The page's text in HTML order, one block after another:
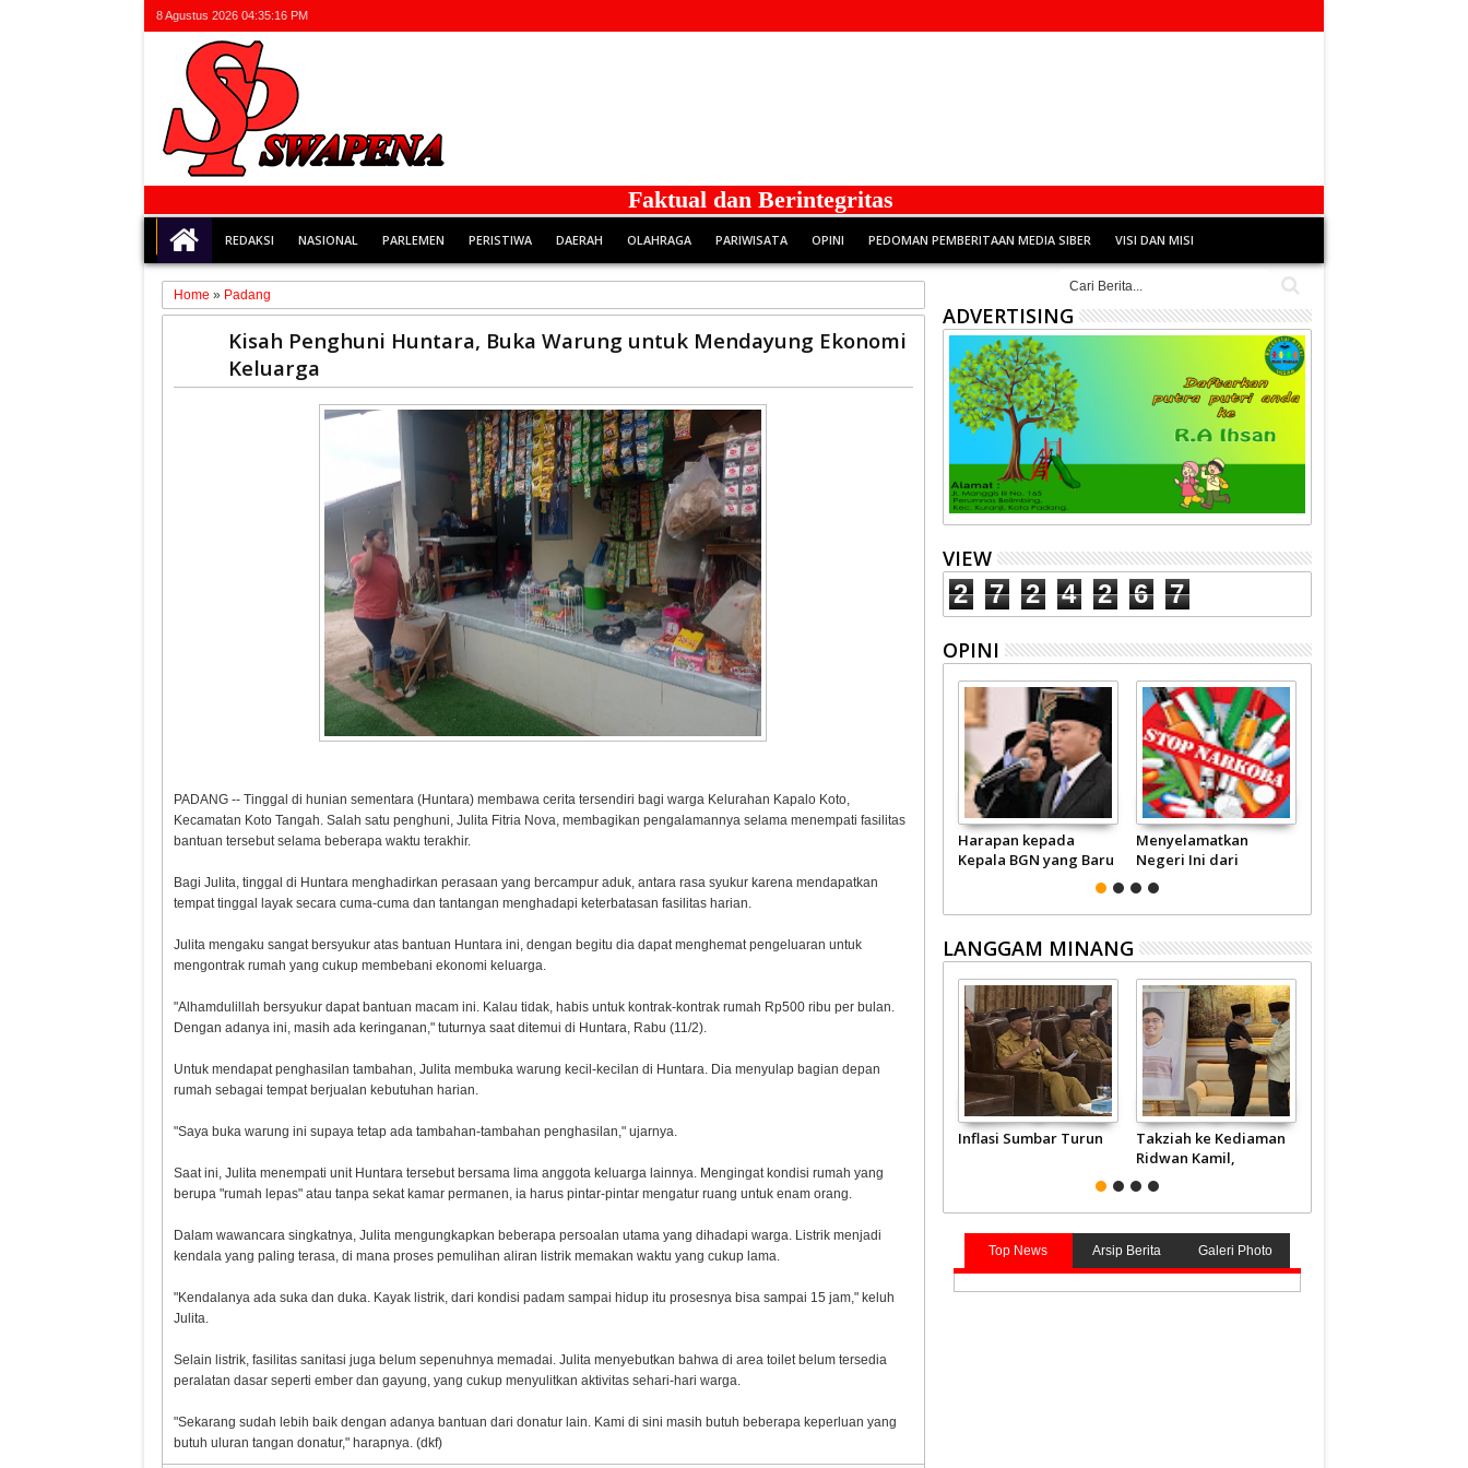
8 Agustus 2026 04:35:16 PM
Faktual dan Berintegritas
REDAKSI NASIONAL PARLEMEN PERISTIWA DAERAH OLAHRAGA PARIWISATA OPINI PEDOMAN PEMBERITAAN MEDIA SIBER VISI DAN MISI
Home » Padang
Kisah Penghuni Huntara, Buka Warung untuk Mendayung Ekonomi
Keluarga
PADANG -- Tinggal di hunian sementara (Huntara) membawa cerita tersendiri bagi warga Kelurahan Kapalo Koto,
Kecamatan Koto Tangah. Salah satu penghuni, Julita Fitria Nova, membagikan pengalamannya selama menempati fasilitas
bantuan tersebut selama beberapa waktu terakhir.
​Bagi Julita, tinggal di Huntara menghadirkan perasaan yang bercampur aduk, antara rasa syukur karena mendapatkan
tempat tinggal layak secara cuma-cuma dan tantangan menghadapi keterbatasan fasilitas harian.
Julita mengaku sangat bersyukur atas bantuan Huntara ini, dengan begitu dia dapat menghemat pengeluaran untuk
mengontrak rumah yang cukup membebani ekonomi keluarga.
​"Alhamdulillah bersyukur dapat bantuan macam ini. Kalau tidak, habis untuk kontrak-kontrak rumah Rp500 ribu per bulan.
Dengan adanya ini, masih ada keringanan," tuturnya saat ditemui di Huntara, Rabu (11/2).
Untuk mendapat penghasilan tambahan, Julita membuka warung kecil-kecilan di Huntara. Dia menyulap bagian depan
rumah sebagai tempat berjualan kebutuhan harian.
"Saya buka warung ini supaya tetap ada tambahan-tambahan penghasilan," ujarnya.
​Saat ini, Julita menempati unit Huntara tersebut bersama lima anggota keluarga lainnya. Mengingat kondisi rumah yang
berupa "rumah lepas" atau tanpa sekat kamar permanen, ia harus pintar-pintar mengatur ruang untuk enam orang.
​Dalam wawancara singkatnya, Julita mengungkapkan beberapa persoalan utama yang dihadapi warga. Listrik menjadi
kendala yang paling terasa, di mana proses pemulihan aliran listrik memakan waktu yang cukup lama.
​"Kendalanya ada suka dan duka. Kayak listrik, dari kondisi padam sampai hidup itu prosesnya bisa sampai 15 jam," keluh
Julita.
​Selain listrik, fasilitas sanitasi juga belum sepenuhnya memadai. Julita menyebutkan bahwa di area toilet belum tersedia
peralatan dasar seperti ember dan gayung, yang cukup menyulitkan aktivitas sehari-hari warga.
"Sekarang sudah lebih baik dengan adanya bantuan dari donatur lain. Kami di sini masih butuh beberapa keperluan yang
butuh uluran tangan donatur," harapnya. (dkf)
ADVERTISING
VIEW
2 7 2 4 2 6 7
OPINI
Harapan kepada
Kepala BGN yang Baru
Menyelamatkan
Negeri Ini dari
Narkoba
LANGGAM MINANG
Inflasi Sumbar Turun
Takziah ke Kediaman
Ridwan Kamil,
Gubernur Mahyeldi
Doakan Eril Syahid
Top News Arsip Berita Galeri Photo